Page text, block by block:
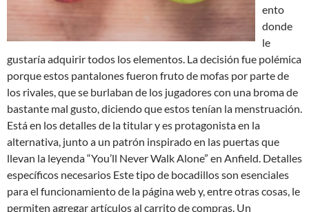
ento
donde
le
gustaría adquirir todos los elementos. La decisión fue polémica
porque estos pantalones fueron fruto de mofas por parte de
los rivales, que se burlaban de los jugadores con una broma de
bastante mal gusto, diciendo que estos tenían la menstruación.
Está en los detalles de la titular y es protagonista en la
alternativa, junto a un patrón inspirado en las puertas que
llevan la leyenda “You’ll Never Walk Alone” en Anfield. Detalles
específicos necesarios Este tipo de bocadillos son esenciales
para el funcionamiento de la página web y, entre otras cosas, le
permiten agregar artículos al carrito de compras. Un